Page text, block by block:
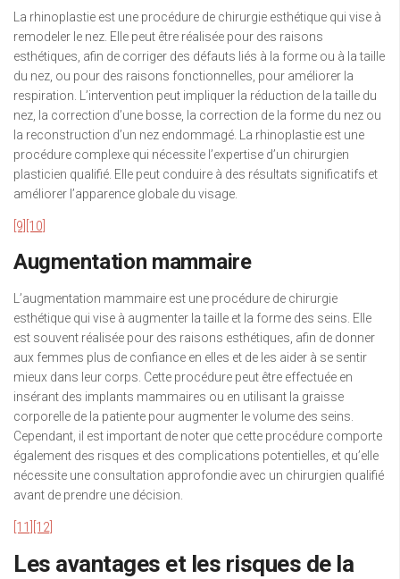
La rhinoplastie est une procédure de chirurgie esthétique qui vise à
remodeler le nez. Elle peut être réalisée pour des raisons
esthétiques, afin de corriger des défauts liés à la forme ou à la taille
du nez, ou pour des raisons fonctionnelles, pour améliorer la
respiration. L’intervention peut impliquer la réduction de la taille du
nez, la correction d’une bosse, la correction de la forme du nez ou
la reconstruction d’un nez endommagé. La rhinoplastie est une
procédure complexe qui nécessite l’expertise d’un chirurgien
plasticien qualifié. Elle peut conduire à des résultats significatifs et
améliorer l’apparence globale du visage.
[9] [10]
Augmentation mammaire
L’augmentation mammaire est une procédure de chirurgie
esthétique qui vise à augmenter la taille et la forme des seins. Elle
est souvent réalisée pour des raisons esthétiques, afin de donner
aux femmes plus de confiance en elles et de les aider à se sentir
mieux dans leur corps. Cette procédure peut être effectuée en
insérant des implants mammaires ou en utilisant la graisse
corporelle de la patiente pour augmenter le volume des seins.
Cependant, il est important de noter que cette procédure comporte
également des risques et des complications potentielles, et qu’elle
nécessite une consultation approfondie avec un chirurgien qualifié
avant de prendre une décision.
[11] [12]
Les avantages et les risques de la